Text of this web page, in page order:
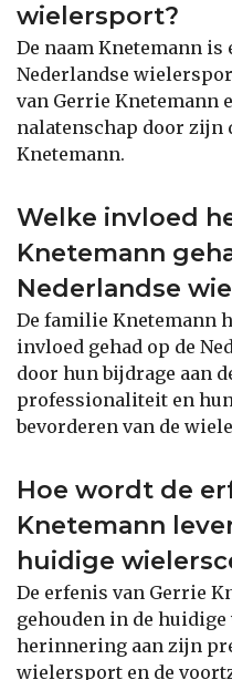
wielersport?
De naam Knetemann is
Nederlandse
van Gerrie Knetemann
nalatenschap door zijn
Knetemann.
Welke invloed
Knetemann
Nederlandse
De familie Knetemann
invloed gehad op de
door hun bijdrage aan
professionaliteit en
bevorderen van de
Hoe wordt de
Knetemann
huidige
De erfenis van Gerrie
gehouden in de
herinnering aan zijn
wielersport en de